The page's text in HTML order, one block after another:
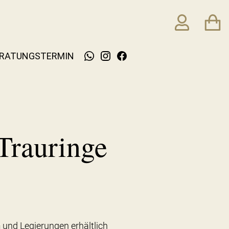
Legierungen erhältlich